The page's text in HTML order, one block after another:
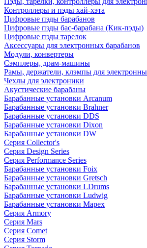
Контроллеры и пэды хай-хэта
Цифровые пэды барабанов
Цифровые пэды бас-барабана (Кик-пэды)
Цифровые пэды тарелок
Аксессуары для электронных барабанов
Модули, конвертеры
Сэмплеры, драм-машины
Рамы, держатели, клэмпы для
Чехлы для электроники
Акустические барабаны
Барабанные установки Arcanum
Барабанные установки Brahner
Барабанные установки DDS
Барабанные установки Dixon
Барабанные установки DW
Серия Collector's
Серия Design Series
Серия Performance Series
Барабанные установки Foix
Барабанные установки Gretsch
Барабанные установки LDrums
Барабанные установки Ludwig
Барабанные установки Mapex
Серия Armory
Серия Mars
Серия Comet
Серия Storm